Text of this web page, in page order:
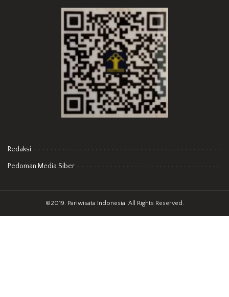
Redaksi
Pedoman Media Siber
©2019. Pariwisata Indonesia. All Rights Reserved.